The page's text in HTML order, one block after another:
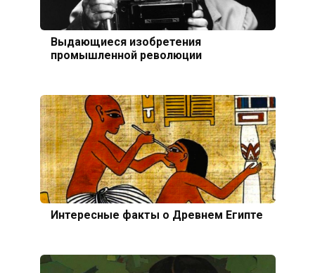
Выдающиеся изобретения
промышленной революции
Интересные факты о Древнем Египте